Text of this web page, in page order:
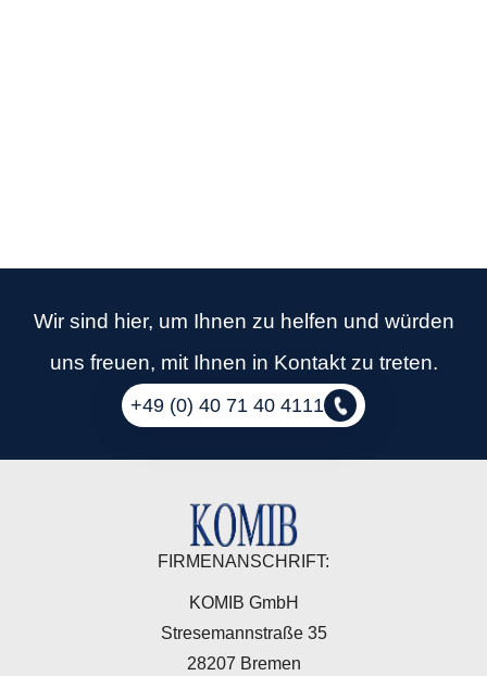
Wir sind hier, um Ihnen zu helfen und würden
uns freuen, mit Ihnen in Kontakt zu treten.
+49 (0) 40 71 40 4111
FIRMENANSCHRIFT:
KOMIB GmbH
Stresemannstraße 35
28207 Bremen